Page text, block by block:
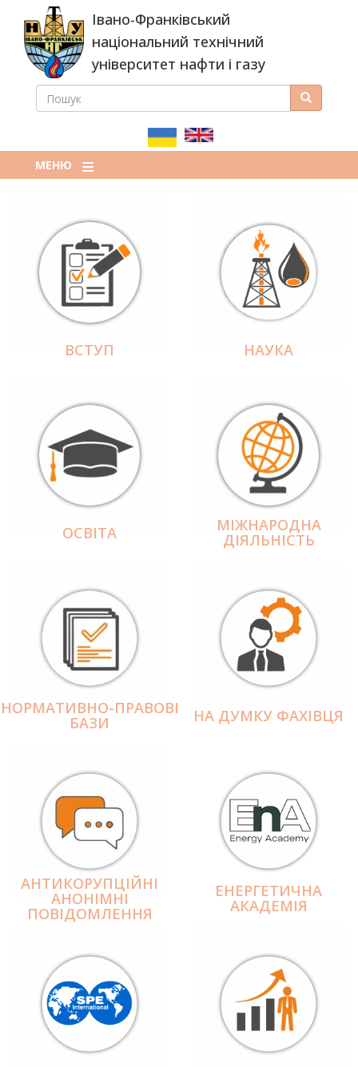
основного
вмісту
Івано-Франківський
національний технічний
університет нафти і газу
ПОШУКОВА
ПОШУК Пошук
МЕНЮ
ВСТУП НАУКА
ОСВІТА МІЖНАРОДНА
ДІЯЛЬНІCТЬ
НОРМАТИВНО-ПРАВОВІ
БАЗИ НА ДУМКУ ФАХІВЦЯ
АНТИКОРУПЦІЙНІ
АНОНІМНІ
ПОВІДОМЛЕННЯ
ЕНЕРГЕТИЧНА
АКАДЕМІЯ